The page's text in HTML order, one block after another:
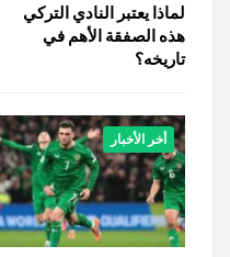
لماذا يعتبر النادي التركي
هذه الصفقة الأهم في
تاريخه؟
أخر الأخبار